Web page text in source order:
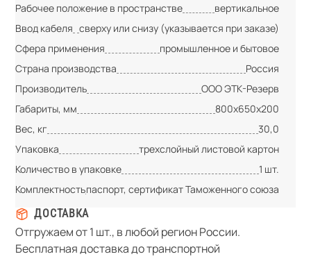
Рабочее положение в пространстве
вертикальное
Ввод кабеля сверху или снизу (указывается при заказе)
Сфера применения
промышленное и бытовое
Страна производства
Россия
Производитель
ООО ЭТК-Резерв
Габариты, мм
800х650х200
Вес, кг
30,0
Упаковка
трехслойный листовой картон
Количество в упаковке
1 шт.
Комплектностьпаспорт, сертификат Таможенного союза
ДОСТАВКА
Отгружаем от 1 шт., в любой регион России.
Бесплатная доставка до транспортной